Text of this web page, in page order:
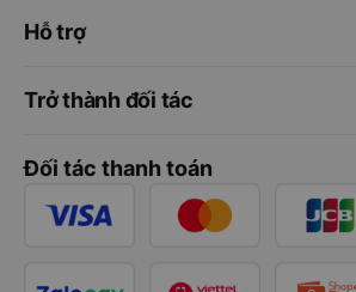
Hỗ trợ
Trở thành đối tác
Đối tác thanh toán